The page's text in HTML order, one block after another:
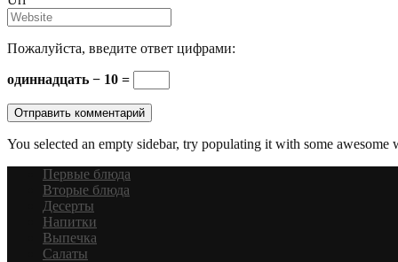
Пожалуйста, введите ответ цифрами:
одиннадцать − 10 =
You selected an empty sidebar, try populating it with some awesome
Первые блюда
Вторые блюда
Десерты
Напитки
Выпечка
Салаты